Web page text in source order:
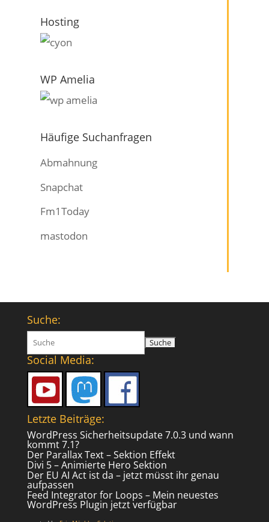
Hosting
WP Amelia
Häufige Suchanfragen
Abmahnung
Snapchat
Fm1Today
mastodon
Suche:
Suchen
nach:
Social Media:
Letzte Beiträge:
WordPress Sicherheitsupdate 7.0.3 und wann
kommt 7.1?
Der Parallax Text – Sektion Effekt
Divi 5 – Animierte Hero Sektion
Der EU AI Act ist da – jetzt müsst ihr genau
aufpassen
Feed Integrator for Loops – Mein neuestes
WordPress Plugin jetzt verfügbar